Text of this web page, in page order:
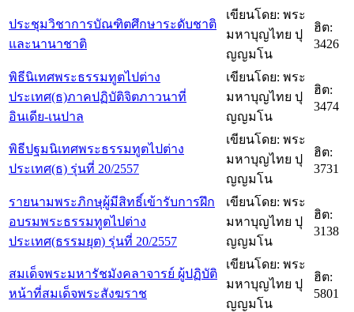
ประชุมวิชาการบัณฑิตศึกษาระดับชาติ
และนานาชาติ
เขียนโดย: พระ
มหาบุญไทย ปุ
ญญมโน
ฮิต:
3426
พิธีนิเทศพระธรรมทูตไปต่าง
ประเทศ(ธ)ภาคปฏิบัติจิตภาวนาที่
อินเดีย-เนปาล
เขียนโดย: พระ
มหาบุญไทย ปุ
ญญมโน
ฮิต:
3474
พิธีปฐมนิเทศพระธรรมทูตไปต่าง
ประเทศ(ธ) รุ่นที่ 20/2557
เขียนโดย: พระ
มหาบุญไทย ปุ
ญญมโน
ฮิต:
3731
รายนามพระภิกษุผู้มีสิทธิ์เข้ารับการฝึก
อบรมพระธรรมทูตไปต่าง
ประเทศ(ธรรมยุต) รุ่นที่ 20/2557
เขียนโดย: พระ
มหาบุญไทย ปุ
ญญมโน
ฮิต:
3138
สมเด็จพระมหารัชมังคลาจารย์ ผู้ปฏิบัติ
หน้าที่สมเด็จพระสังฆราช
เขียนโดย: พระ
มหาบุญไทย ปุ
ญญมโน
ฮิต:
5801